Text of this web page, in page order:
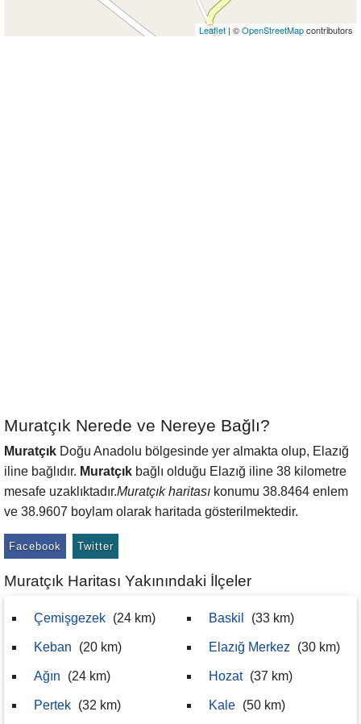
Leaflet | ©OpenStreetMapcontributors
Muratçık Nerede ve Nereye Bağlı?
Muratçık Doğu Anadolu bölgesinde yer almakta olup, Elazığ
iline bağlıdır. Muratçık bağlı olduğu Elazığ iline 38 kilometre
mesafe uzaklıktadır.Muratçık haritası konumu 38.8464 enlem
ve 38.9607 boylam olarak haritada gösterilmektedir.
Facebook Twitter
Muratçık Haritası Yakınındaki İlçeler
Çemişgezek (24 km)
Keban (20 km)
Ağın (24 km)
Pertek (32 km)
Baskil (33 km)
Elazığ Merkez (30 km)
Hozat (37 km)
Kale (50 km)